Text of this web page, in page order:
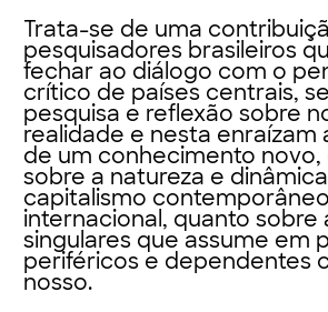
Trata-se de uma
pesquisadores brasileiros
fechar ao diálogo com o
crítico de países centrais,
pesquisa e reflexão sobre
realidade e nesta enraízam
de um conhecimento novo,
sobre a natureza e
capitalismo
internacional, quanto sobre
singulares que assume em
periféricos e dependentes
nosso.